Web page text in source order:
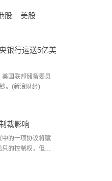
股 美股
银行运送5亿美
国联邦储备委员
。(新浪财经)
裁影响
中的一项协议将赋
的控制权，但由